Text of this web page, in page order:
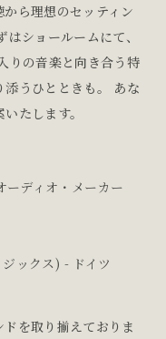
ら理想のセッティン
ショールームにて、
りの音楽と向き合う特
うひとときも。 あな
たします。
ディオ・メーカー
ックス) - ドイツ
を取り揃えておりま